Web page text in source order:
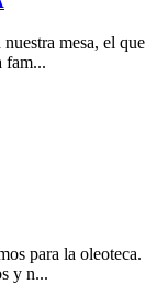
mesa, el que
fam...
para la oleoteca.
y n...